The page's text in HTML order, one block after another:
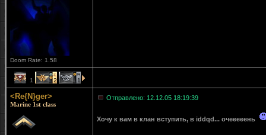
Doom Rate: 1.58
1 2 1
<Re{N}ger>
Marine 1st class
Отправлено: 12.12.05 18:19:39
Хочу к вам в клан вступить, в iddqd... очееееень